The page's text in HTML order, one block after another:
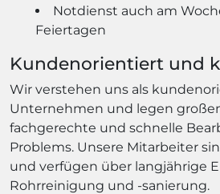
Notdienst auch am
Feiertagen
Kundenorientiert und
Wir verstehen uns als
Unternehmen und legen
fachgerechte und schnelle
Problems. Unsere Mitarbeiter
und verfügen über langjährige
Rohrreinigung und -sanierung.